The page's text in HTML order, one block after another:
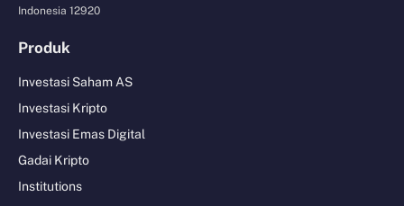
Indonesia 12920
Produk
Investasi Saham AS
Investasi Kripto
Investasi Emas Digital
Gadai Kripto
Institutions